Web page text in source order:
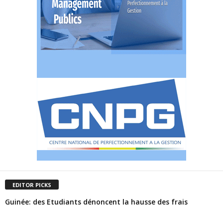
EDITOR PICKS
Guinée: des Etudiants dénoncent la hausse des frais